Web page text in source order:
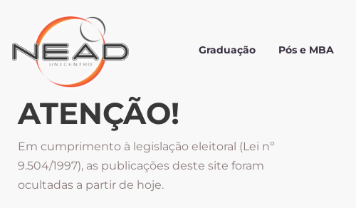
Graduação Pós e MBA
ATENÇÃO!
Em cumprimento à legislação eleitoral (Lei nº
9.504/1997), as publicações deste site foram
ocultadas a partir de hoje.